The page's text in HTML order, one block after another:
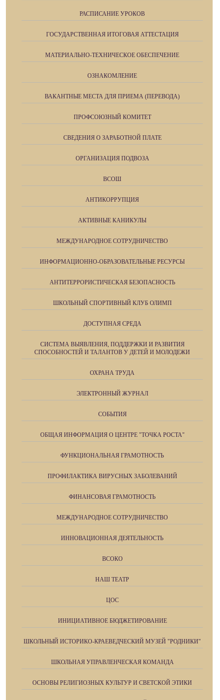
РАСПИСАНИЕ УРОКОВ
ГОСУДАРСТВЕННАЯ ИТОГОВАЯ АТТЕСТАЦИЯ
МАТЕРИАЛЬНО-ТЕХНИЧЕСКОЕ ОБЕСПЕЧЕНИЕ
ОЗНАКОМЛЕНИЕ
ВАКАНТНЫЕ МЕСТА ДЛЯ ПРИЕМА (ПЕРЕВОДА)
ПРОФСОЮЗНЫЙ КОМИТЕТ
СВЕДЕНИЯ О ЗАРАБОТНОЙ ПЛАТЕ
ОРГАНИЗАЦИЯ ПОДВОЗА
ВСОШ
АНТИКОРРУПЦИЯ
АКТИВНЫЕ КАНИКУЛЫ
МЕЖДУНАРОДНОЕ СОТРУДНИЧЕСТВО
ИНФОРМАЦИОННО-ОБРАЗОВАТЕЛЬНЫЕ РЕСУРСЫ
АНТИТЕРРОРИСТИЧЕСКАЯ БЕЗОПАСНОСТЬ
ШКОЛЬНЫЙ СПОРТИВНЫЙ КЛУБ ОЛИМП
ДОСТУПНАЯ СРЕДА
СИСТЕМА ВЫЯВЛЕНИЯ, ПОДДЕРЖКИ И РАЗВИТИЯ
СПОСОБНОСТЕЙ И ТАЛАНТОВ У ДЕТЕЙ И МОЛОДЕЖИ
ОХРАНА ТРУДА
ЭЛЕКТРОННЫЙ ЖУРНАЛ
СОБЫТИЯ
ОБЩАЯ ИНФОРМАЦИЯ О ЦЕНТРЕ "ТОЧКА РОСТА"
ФУНКЦИОНАЛЬНАЯ ГРАМОТНОСТЬ
ПРОФИЛАКТИКА ВИРУСНЫХ ЗАБОЛЕВАНИЙ
ФИНАНСОВАЯ ГРАМОТНОСТЬ
МЕЖДУНАРОДНОЕ СОТРУДНИЧЕСТВО
ИННОВАЦИОННАЯ ДЕЯТЕЛЬНОСТЬ
ВСОКО
НАШ ТЕАТР
ЦОС
ИНИЦИАТИВНОЕ БЮДЖЕТИРОВАНИЕ
ШКОЛЬНЫЙ ИСТОРИКО-КРАЕВЕДЧЕСКИЙ МУЗЕЙ "РОДНИКИ"
ШКОЛЬНАЯ УПРАВЛЕНЧЕСКАЯ КОМАНДА
ОСНОВЫ РЕЛИГИОЗНЫХ КУЛЬТУР И СВЕТСКОЙ ЭТИКИ